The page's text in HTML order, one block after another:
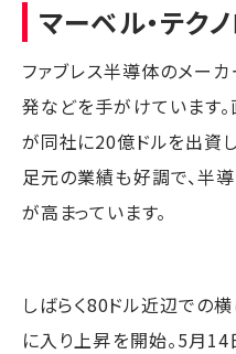
マーベル・テク
ファブレス半導体のメー
発などを手がけています
が同社に20億ドルを出資
足元の業績も好調で、半
が高まっています。
しばらく80ドル近辺での
に入り上昇を開始。5月